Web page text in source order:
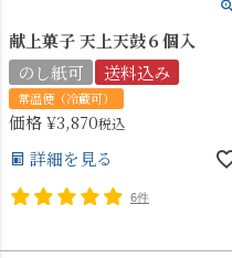
献上菓子 天上天鼓６個入
のし紙可
送料込み
常温便（冷蔵可）
価格¥3,870税込
詳細を見る
6件